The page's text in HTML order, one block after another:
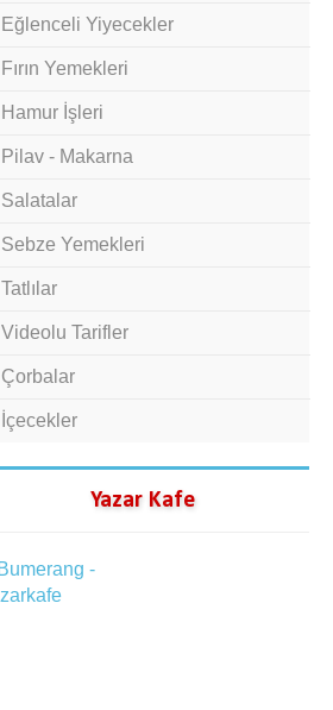
Eğlenceli Yiyecekler
Fırın Yemekleri
Hamur İşleri
Pilav - Makarna
Salatalar
Sebze Yemekleri
Tatlılar
Videolu Tarifler
Çorbalar
İçecekler
Yazar Kafe